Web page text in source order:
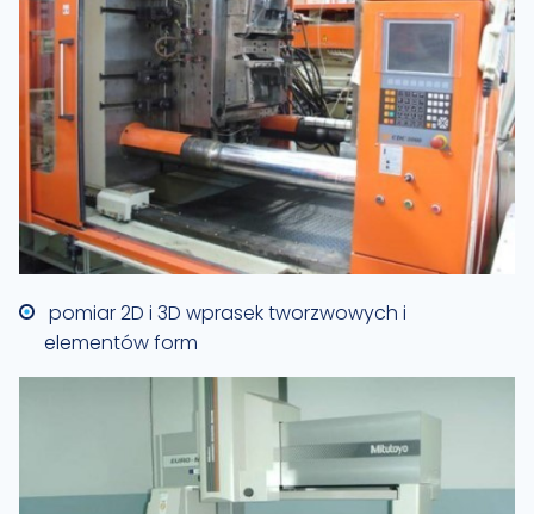
pomiar 2D i 3D wprasek tworzwowych i
elementów form